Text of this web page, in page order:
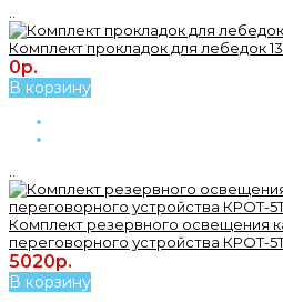
Комплект прокладок для лебедок
0р.
В корзину
Комплект резервного освещения
переговорного устройства КРОТ-
5020р.
В корзину